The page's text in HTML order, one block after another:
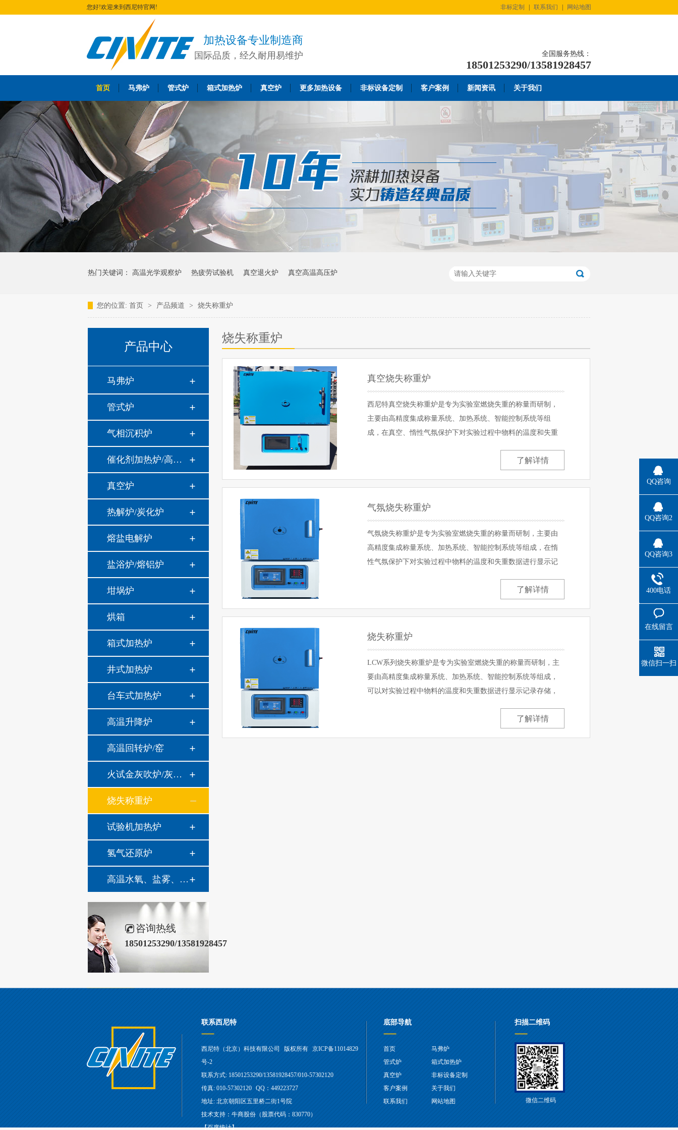
您好!欢迎来到西尼特官网! 非标定制 联系我们 网站地图
加热设备专业制造商
国际品质，经久耐用易维护 全国服务热线：
18501253290/13581928457
首页 马弗炉 管式炉 箱式加热炉 真空炉 更多加热设备 非标设备定制 客户案例 新闻资讯 关于我们
热门关键词： 高温光学观察炉 热疲劳试验机 真空退火炉 真空高温高压炉
您的位置: 首页 > 产品频道 > 烧失称重炉
产品中心
马弗炉
管式炉
气相沉积炉
催化剂加热炉/高温高压炉
真空炉
热解炉/炭化炉
熔盐电解炉
盐浴炉/熔铝炉
坩埚炉
烘箱
箱式加热炉
井式加热炉
台车式加热炉
高温升降炉
高温回转炉/窑
火试金灰吹炉/灰分炉
烧失称重炉
试验机加热炉
氢气还原炉
高温水氧、盐雾、油雾热腐蚀系统
咨询热线
18501253290/13581928457
烧失称重炉
真空烧失称重炉
西尼特真空烧失称重炉是专为实验室燃烧失重的称量而研制，
主要由高精度集成称量系统、加热系统、智能控制系统等组
成，在真空、惰性气氛保护下对实验过程中物料的温度和失重
了解详情
气氛烧失称重炉
气氛烧失称重炉是专为实验室燃烧失重的称量而研制，主要由
高精度集成称量系统、加热系统、智能控制系统等组成，在惰
性气氛保护下对实验过程中物料的温度和失重数据进行显示记
了解详情
烧失称重炉
LCW系列烧失称重炉是专为实验室燃烧失重的称量而研制，主
要由高精度集成称量系统、加热系统、智能控制系统等组成，
可以对实验过程中物料的温度和失重数据进行显示记录存储，
了解详情
联系西尼特
西尼特（北京）科技有限公司 版权所有 京ICP备11014829
号-2
联系方式: 18501253290/13581928457/010-57302120
传真: 010-57302120 QQ：449223727
地址: 北京朝阳区五里桥二街1号院
技术支持：牛商股份（股票代码：830770）
【百度统计】
底部导航
首页
马弗炉
管式炉
箱式加热炉
真空炉
非标设备定制
客户案例
关于我们
联系我们
网站地图
扫描二维码
微信二维码
QQ咨询
QQ咨询2
QQ咨询3
400电话
在线留言
微信扫一扫